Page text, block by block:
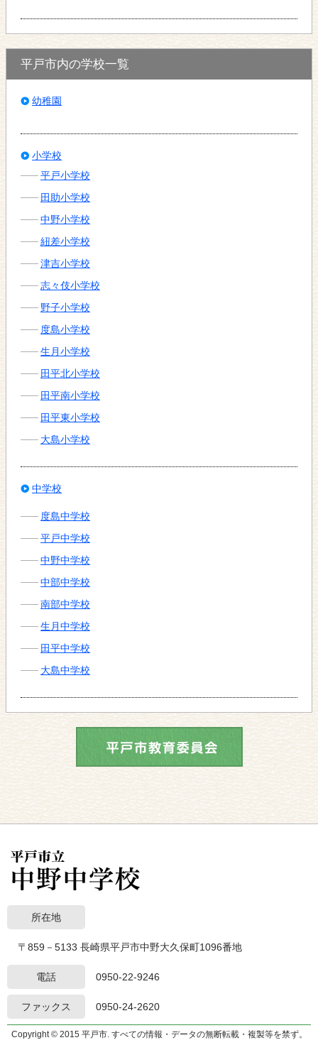
平戸市内の学校一覧
幼稚園
小学校
平戸小学校
田助小学校
中野小学校
紐差小学校
津吉小学校
志々伎小学校
野子小学校
度島小学校
生月小学校
田平北小学校
田平南小学校
田平東小学校
大島小学校
中学校
度島中学校
平戸中学校
中野中学校
中部中学校
南部中学校
生月中学校
田平中学校
大島中学校
所在地
〒859－5133 長崎県平戸市中野大久保町1096番地
電話 0950-22-9246
ファックス 0950-24-2620
Copyright © 2015 平戸市. すべての情報・データの無断転載・複製等を禁ず。